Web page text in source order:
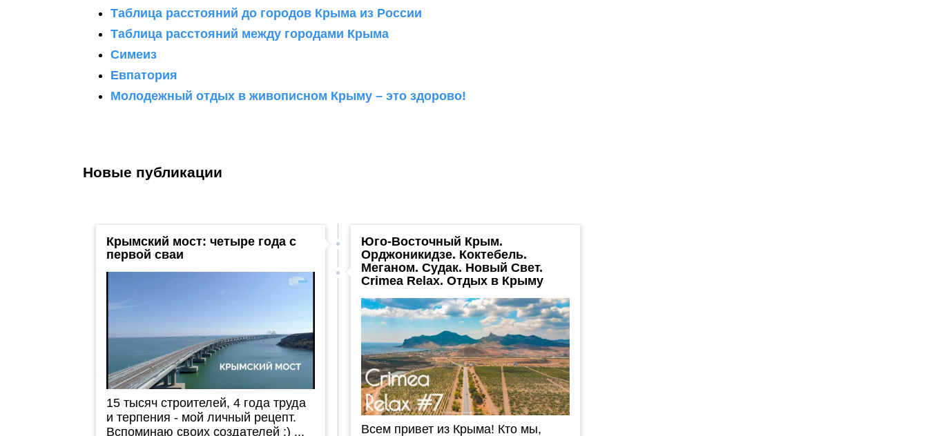
Таблица расстояний до городов Крыма из России
Таблица расстояний между городами Крыма
Симеиз
Евпатория
Молодежный отдых в живописном Крыму – это здорово!
Новые публикации
Крымский мост: четыре года с
первой сваи
15 тысяч строителей, 4 года труда
и терпения - мой личный рецепт.
Вспоминаю своих создателей :) ...
Юго-Восточный Крым.
Орджоникидзе. Коктебель.
Меганом. Судак. Новый Свет.
Crimea Relax. Отдых в Крыму
Всем привет из Крыма! Кто мы,